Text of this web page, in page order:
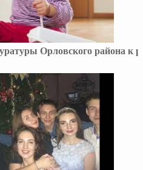
Орловского района к